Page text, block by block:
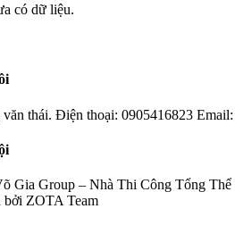
có dữ liệu.
thái. Điện thoại: 0905416823
Gia Group – Nhà Thi Công Tổng
bởi ZOTA Team